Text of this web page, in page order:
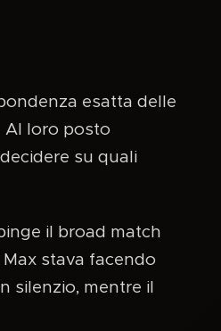
esatta delle
Al loro posto
su quali
il broad match
stava facendo
silenzio, mentre il